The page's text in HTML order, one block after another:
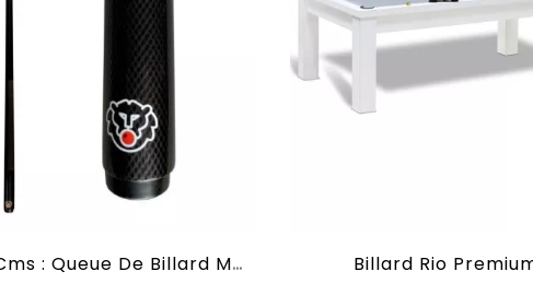
140 Cms : Queue De Billard MONOBLOC En Fibre De Verre Billard Rio